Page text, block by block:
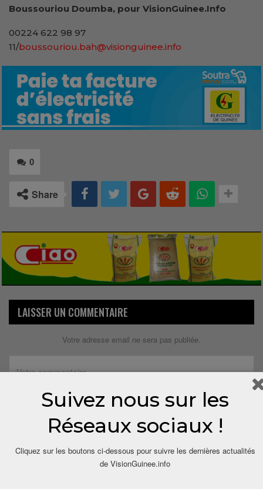
Boussouriou Doumba, pour VisionGuinee.Info
00224 622 98 97
11/boussouriou.bah@visionguinee.info
0
Share
LAISSER UN COMMENTAIRE
Votre adresse email ne sera pas publiée.
Suivez nous sur les
Réseaux sociaux !
Cliquez sur les boutons ci-dessous pour suivre les dernières actualités
de VisionGuinee.info